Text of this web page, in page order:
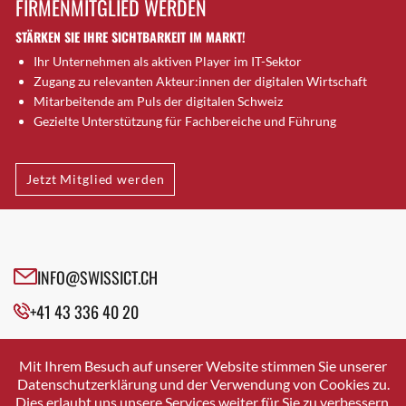
Brugg AG
Brütten
Bubendorf
Bubikon
Buchs (SG)
Bäretswil
Bülach
Cazis
Crissier
Davos Platz
Dierikon
Dietikon
FIRMENMITGLIED WERDEN
STÄRKEN SIE IHRE SICHTBARKEIT IM MARKT!
Ihr Unternehmen als aktiven Player im IT-Sektor
Zugang zu relevanten Akteur:innen der digitalen Wirtschaft
Mitarbeitende am Puls der digitalen Schweiz
Gezielte Unterstützung für Fachbereiche und Führung
Jetzt Mitglied werden
INFO@SWISSICT.CH
+41 43 336 40 20
SWISSICT
VULKANSTRASSE 120
8048 ZURICH
Mit Ihrem Besuch auf unserer Website stimmen Sie unserer
Datenschutzerklärung und der Verwendung von Cookies zu.
Dies erlaubt uns unsere Services weiter für Sie zu verbessern.